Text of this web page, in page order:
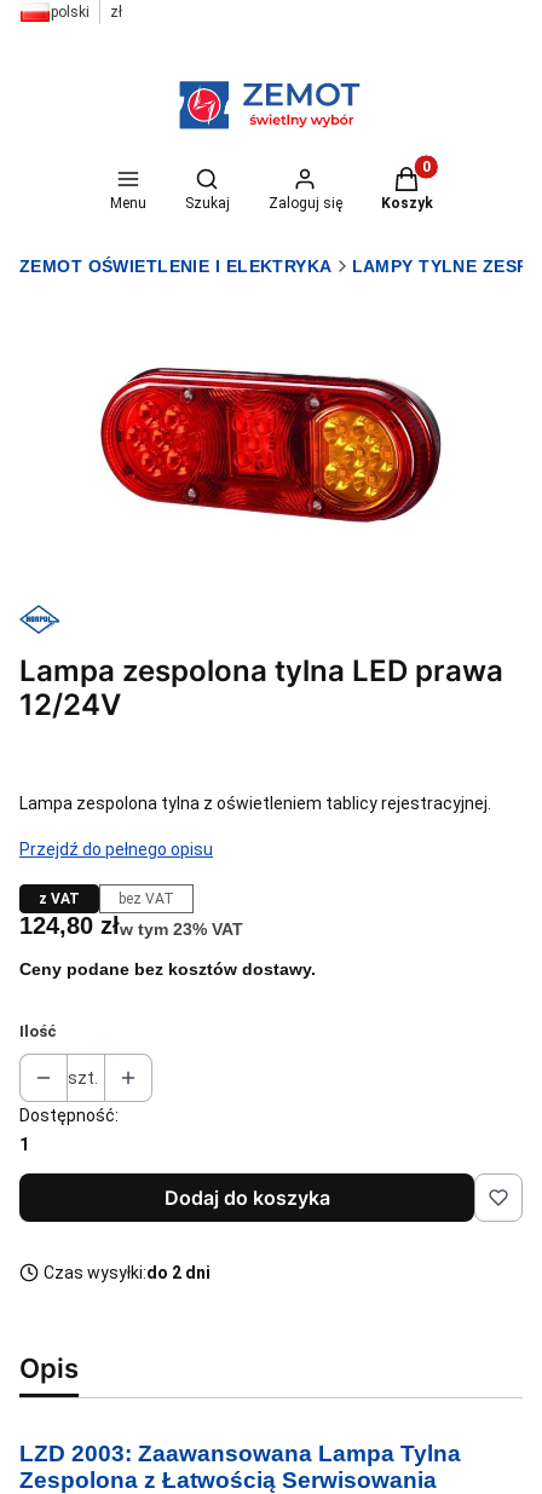
polski zł
Menu
Otwórz wyszukiwarkę
Szukaj Zaloguj się
Produkty w
Koszyk
ZEMOT OŚWIETLENIE I ELEKTRYKA LAMPY TYLNE
Lampa zespolona tylna LED prawa
12/24V
Lampa zespolona tylna z oświetleniem tablicy rejestracyjnej.
Przejdź do pełnego opisu
z VAT bez VAT
Cena
124,80 złw tym 23% VAT
w tym 23% VAT
Ceny podane bez kosztów dostawy.
Ilość
szt.
Dostępność:
1
Dodaj do koszyka
Czas wysyłki:do 2 dni
Opis
LZD 2003: Zaawansowana Lampa Tylna
Zespolona z Łatwością Serwisowania